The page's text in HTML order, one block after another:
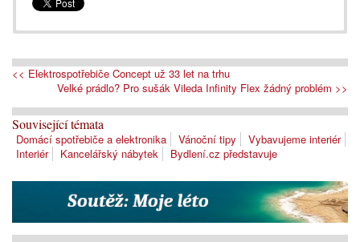
<< Elektrospotřebiče Concept už 33 let na trhu
Velké prádlo? Pro sušák Vileda Infinity Flex žádný problém >>
Související témata
Domácí spotřebiče a elektronika Vánoční tipy
Vybavujeme interiér
Interiér
Kancelářský nábytek Bydlení.cz představuje